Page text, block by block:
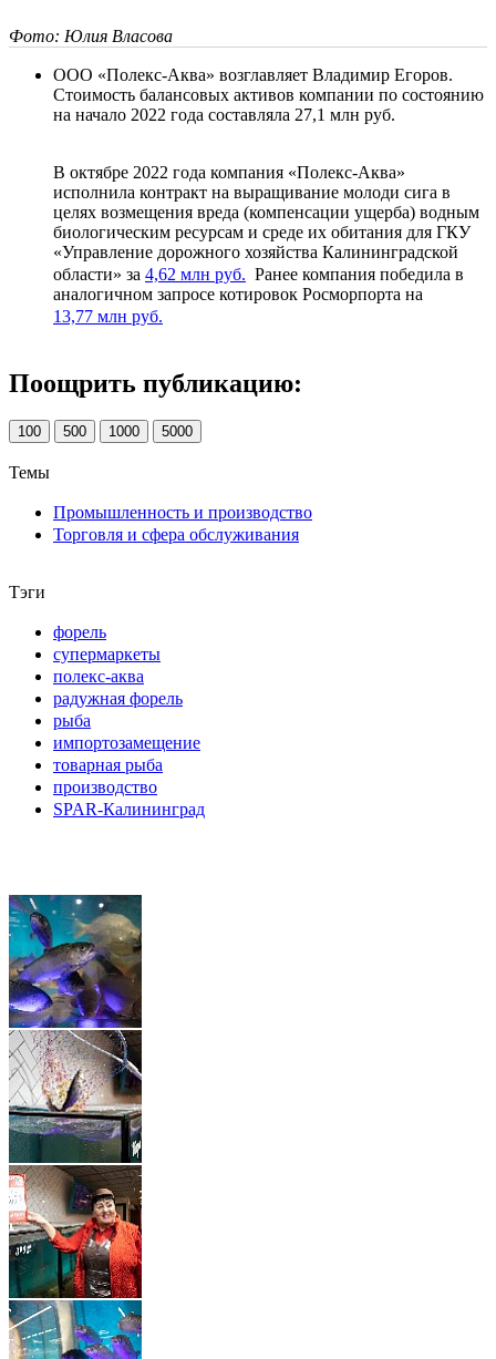
Фото: Юлия Власова
ООО «Полекс-Аква» возглавляет Владимир Егоров.
Стоимость балансовых активов компании по состоянию
на начало 2022 года составляла 27,1 млн руб.
В октябре 2022 года компания «Полекс-Аква»
исполнила контракт на выращивание молоди сига в
целях возмещения вреда (компенсации ущерба) водным
биологическим ресурсам и среде их обитания для ГКУ
«Управление дорожного хозяйства Калининградской
области» за 4,62 млн руб. Ранее компания победила в
аналогичном запросе котировок Росморпорта на
13,77 млн руб.
Поощрить публикацию:
100 500 1000 5000
Темы
Промышленность и производство
Торговля и сфера обслуживания
Тэги
форель
супермаркеты
полекс-аква
радужная форель
рыба
импортозамещение
товарная рыба
производство
SPAR-Калининград